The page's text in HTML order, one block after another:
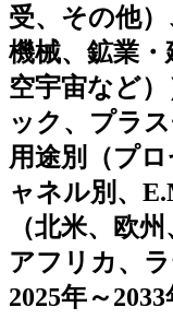
受、その他
機械、鉱業
空宇宙など
ック、プラ
用途別（プ
ャネル別、
（北米、欧
アフリカ、
2025年～2033